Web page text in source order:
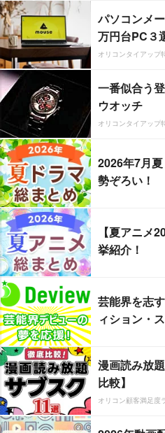
パソコンメ
万円台PC３
オリコンタイアップ
一番似合う
ウオッチ
オリコンタイアップ
2026年7月
勢ぞろい！
【夏アニメ
挙紹介！
芸能界を志
ィション・
漫画読み放
比較】
オリコン顧客満足度